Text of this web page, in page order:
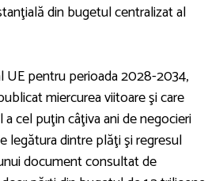
din bugetul centralizat al
UE pentru perioada 2028-2034,
miercurea viitoare şi care
cel puţin câţiva ani de negocieri
legătura dintre plăţi şi regresul
document consultat de